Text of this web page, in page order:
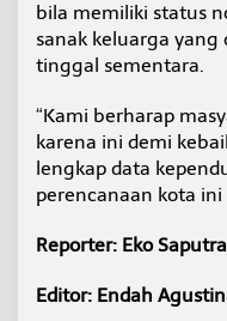
bila memiliki status
sanak keluarga
tinggal sementara.
“Kami berharap
karena ini demi
lengkap data
perencanaan kota
Reporter: Eko Saputra
Editor: Endah